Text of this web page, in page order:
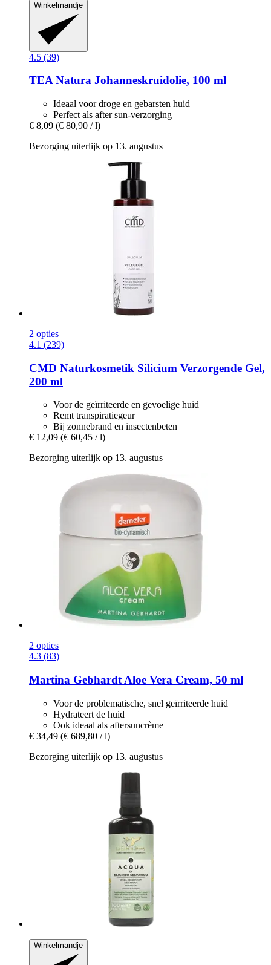
Winkelmandje
4.5 (39)
TEA Natura Johanneskruidolie, 100 ml
Ideaal voor droge en gebarsten huid
Perfect als after sun-verzorging
€ 8,09 (€ 80,90 / l)
Bezorging uiterlijk op 13. augustus
2 opties
4.1 (239)
CMD Naturkosmetik Silicium Verzorgende Gel,
200 ml
Voor de geïrriteerde en gevoelige huid
Remt transpiratiegeur
Bij zonnebrand en insectenbeten
€ 12,09 (€ 60,45 / l)
Bezorging uiterlijk op 13. augustus
2 opties
4.3 (83)
Martina Gebhardt Aloe Vera Cream, 50 ml
Voor de problematische, snel geïrriteerde huid
Hydrateert de huid
Ook ideaal als aftersuncrème
€ 34,49 (€ 689,80 / l)
Bezorging uiterlijk op 13. augustus
Winkelmandje